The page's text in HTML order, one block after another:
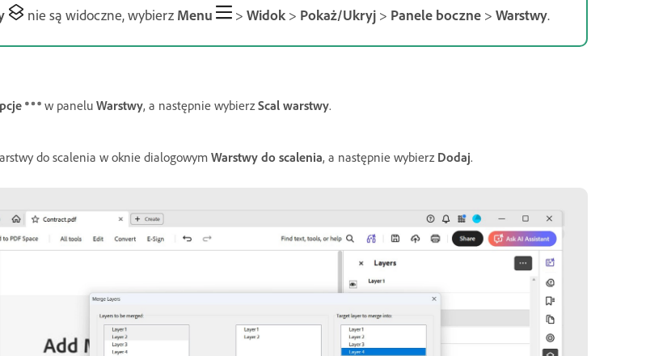
nie są widoczne, wybierz Menu > Widok > Pokaż/Ukryj > Panele boczne > Warstwy.
w panelu Warstwy, a następnie wybierz Scal warstwy.
do scalenia w oknie dialogowym Warstwy do scalenia, a następnie wybierz Dodaj.